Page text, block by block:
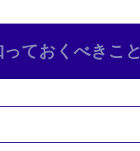
ておくべきこと